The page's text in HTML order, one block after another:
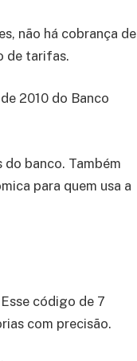
não há cobrança de
de tarifas.
2010 do Banco
do banco. Também
para quem usa a
código de 7
com precisão.